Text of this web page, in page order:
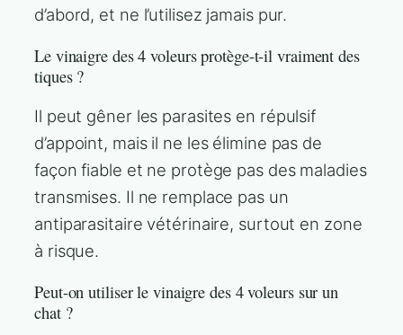
d’abord, et ne l’utilisez jamais pur.
Le vinaigre des 4 voleurs protège-t-il vraiment des
tiques ?
Il peut gêner les parasites en répulsif
d’appoint, mais il ne les élimine pas de
façon fiable et ne protège pas des maladies
transmises. Il ne remplace pas un
antiparasitaire vétérinaire, surtout en zone
à risque.
Peut-on utiliser le vinaigre des 4 voleurs sur un
chat ?